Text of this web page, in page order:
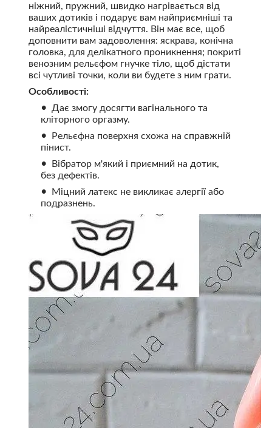
ніжний, пружний, швидко нагрівається від
ваших дотиків і подарує вам найприємніші та
найреалістичніші відчуття. Він має все, щоб
доповнити вам задоволення: яскрава, конічна
головка, для делікатного проникнення; покриті
венозним рельєфом гнучке тіло, щоб дістати
всі чутливі точки, коли ви будете з ним грати.
Особливості:
Дає змогу досягти вагінального та
кліторного оргазму.
Рельєфна поверхня схожа на справжній
пінист.
Вібратор м'який і приємний на дотик,
без дефектів.
Міцний латекс не викликає алергії або
подразнень.